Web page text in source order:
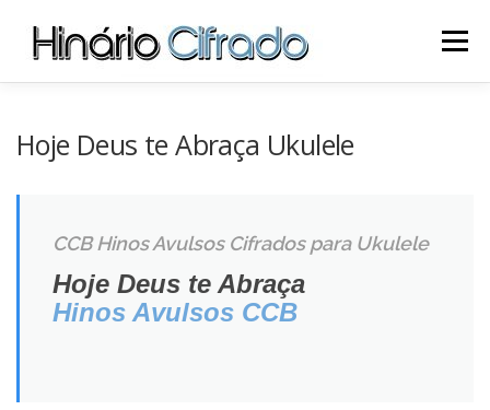
Menu
Hoje Deus te Abraça Ukulele
CCB Hinos Avulsos Cifrados para Ukulele
Hoje Deus te Abraça
Hinos Avulsos CCB